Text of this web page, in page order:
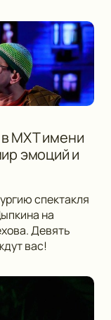
МХТ имени
эмоций и
спектакля
на
Девять
вас!